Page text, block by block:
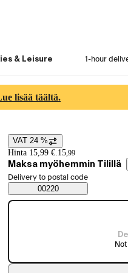
& Leisure 1-hour
lisää täältä.
Price details
VAT 24 %
Hinta 15,99 €. 15,99
Maksa myöhemmin Tilillä
Saatavuustiedot
Select order method
Delivery to postal code
00220